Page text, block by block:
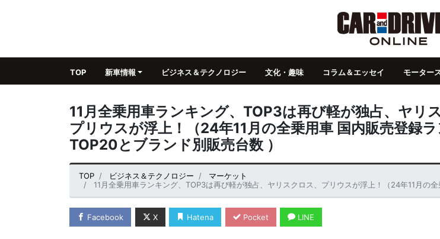
TOP 新車情報 ビジネス＆テクノロジー 文化・趣味 コラム＆エッセイ モーター
11月全乗用車ランキング、TOP3は再び軽が独占、ヤリス
プリウスが浮上！（24年11月の全乗用車 国内販売登録
TOP20とブランド別販売台数 ）
TOP ビジネス＆テクノロジー
マーケット
11月全乗用車ランキング、TOP3は再び軽が独占、ヤリスクロス、プリウスが浮上！（24年11月の全乗用車 国内販売登録ランキングTOP20とブラ
Facebook X Hatena Pocket LINE